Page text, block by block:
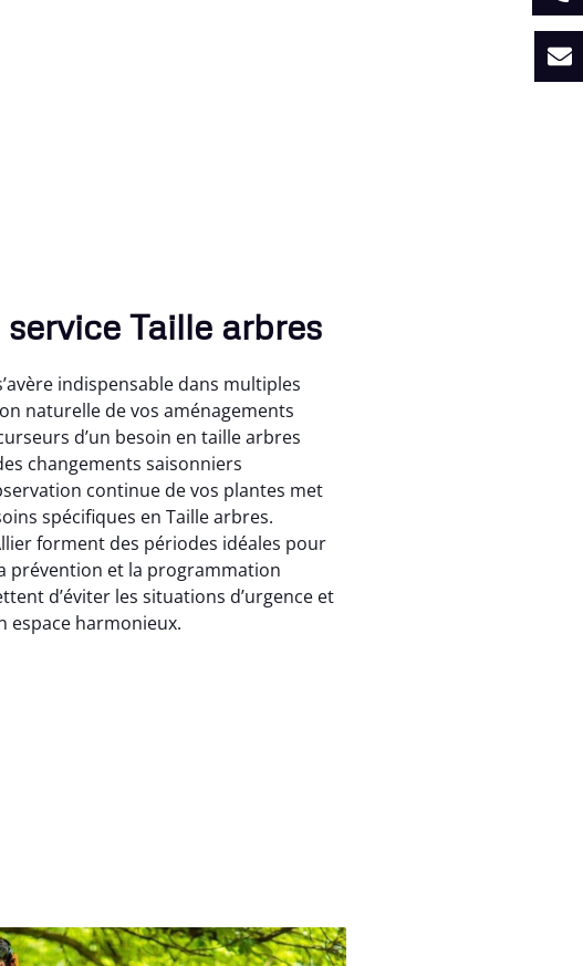
Taille arbres
indispensable dans multiples
naturelle de vos aménagements
d’un besoin en taille arbres
changements saisonniers
continue de vos plantes met
spécifiques en Taille arbres.
forment des périodes idéales pour
prévention et la programmation
d’éviter les situations d’urgence et
espace harmonieux.